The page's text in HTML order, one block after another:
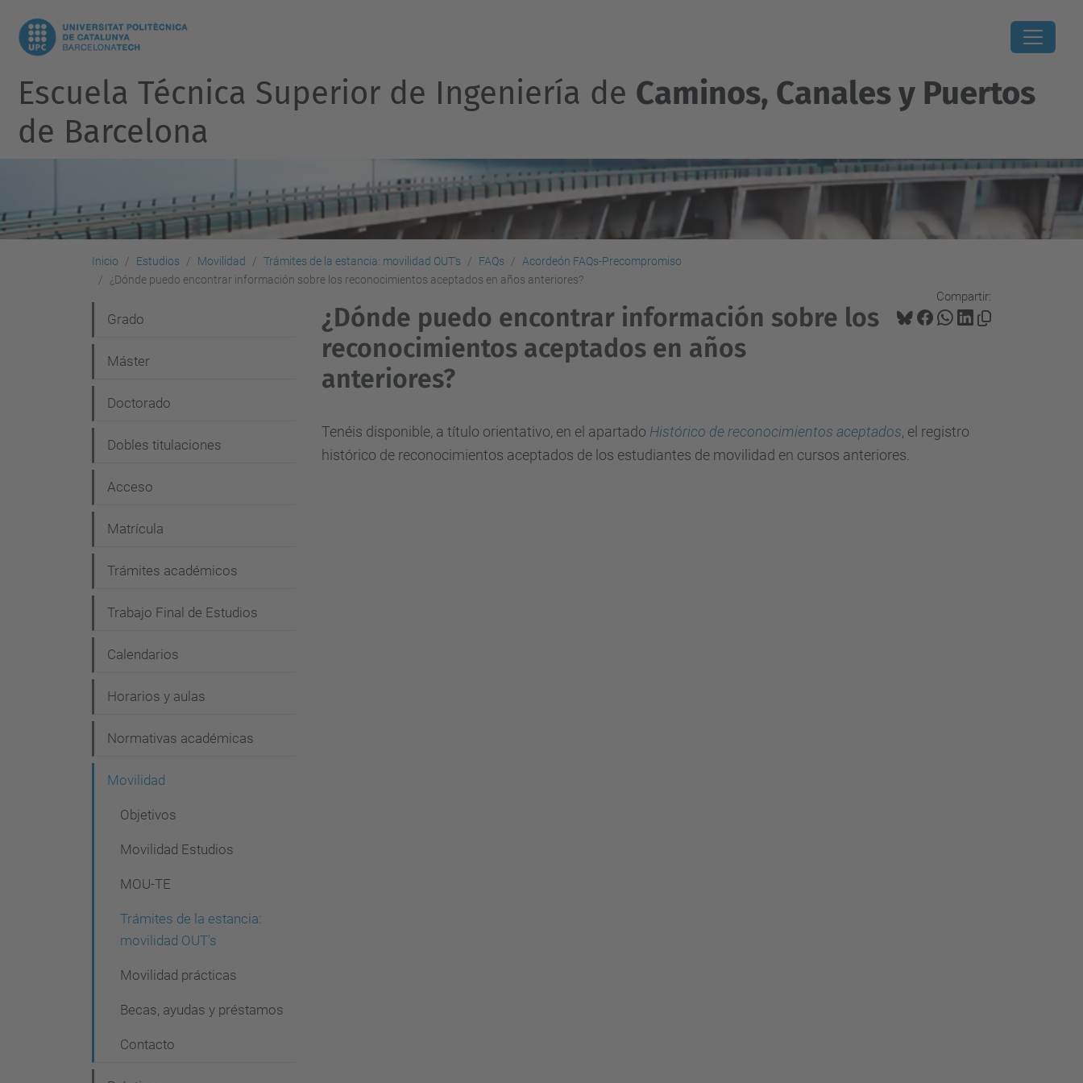
Escuela Técnica Superior de Ingeniería de Caminos, Canales y Puertos
de Barcelona
Inicio Estudios Movilidad Trámites de la estancia: movilidad OUT's FAQs
Acordeón FAQs-Precompromiso
¿Dónde puedo encontrar información sobre los reconocimientos aceptados en años anteriores?
Compartir:
¿Dónde puedo encontrar información sobre los
reconocimientos aceptados en años
anteriores?
Tenéis disponible, a título orientativo, en el apartado Histórico de reconocimientos aceptados, el registro
histórico de reconocimientos aceptados de los estudiantes de movilidad en cursos anteriores.
a
v
g
a
i
ó
Grado
Máster
Doctorado
Dobles titulaciones
Acceso
Matrícula
Trámites académicos
Trabajo Final de Estudios
Calendarios
Horarios y aulas
Normativas académicas
Movilidad
Objetivos
Movilidad Estudios
MOU-TE
Trámites de la estancia:
movilidad OUT's
Movilidad prácticas
Becas, ayudas y préstamos
Contacto